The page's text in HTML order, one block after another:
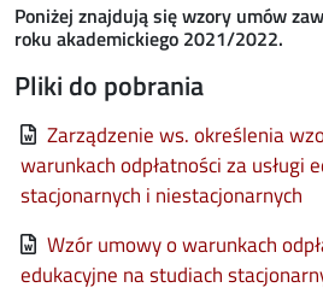
Poniżej znajdują się wzory umów
roku akademickiego 2021/2022.
Pliki do pobrania
File Zarządzenie ws. określenia
warunkach odpłatności za usługi
stacjonarnych i niestacjonarnych
File Wzór umowy o warunkach
edukacyjne na studiach